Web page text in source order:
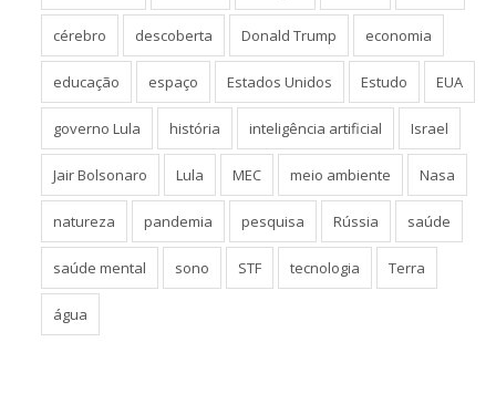
cérebro descoberta Donald Trump economia
educação espaço Estados Unidos Estudo EUA
governo Lula história inteligência artificial Israel
Jair Bolsonaro Lula MEC meio ambiente Nasa
natureza pandemia pesquisa Rússia saúde
saúde mental sono STF tecnologia Terra
água